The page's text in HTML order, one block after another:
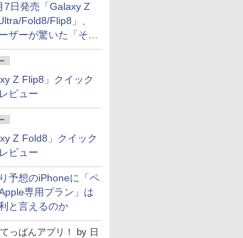
7日発売「Galaxy Z
Fold8/Flip8」、
ザーが驚いた「そば
ュー並みの薄さ」
Z Flip8」クイック
ビュー
Z Fold8」クイック
ビュー
予想のiPhoneに「ペ
専用プラン」は
と言えるのか
てっぱんアプリ！ by 日